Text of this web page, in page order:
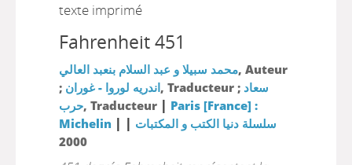
texte imprimé
Fahrenheit 451
محمد سبيلا و عبد السلام بنعبد العالي, Auteur
; اندريه لوروا - غوران, Traducteur ; سعاد
حرب, Traducteur | Paris [France] :
Michelin | سلسلة دنيا الكتب و المكتبات |
2000